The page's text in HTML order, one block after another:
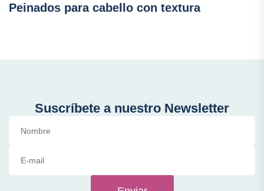
Peinados para cabello con textura
Suscríbete a nuestro Newsletter